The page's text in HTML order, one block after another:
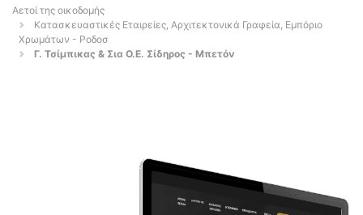
Αετοί της οικοδομής
Κατασκευαστικές Εταιρείες, Αρχιτεκτονικά Γραφεία, Εμπόριο
Χρωμάτων - Ροδοσ
Γ. Τσίμπικας & Σια Ο.Ε. Σίδηρος - Μπετόν